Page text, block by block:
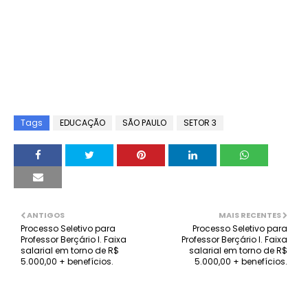
Tags EDUCAÇÃO SÃO PAULO SETOR 3
MAIS RECENTES
Processo Seletivo para
Professor Berçário I. Faixa
salarial em torno de R$
5.000,00 + benefícios.
ANTIGOS
Processo Seletivo para
Professor Berçário I. Faixa
salarial em torno de R$
5.000,00 + benefícios.